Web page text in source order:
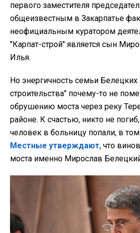
первого заместителя
общеизвестным в Закарпатье
неофициальным куратором
"Карпат-строй" является сын
Илья.
Но энергичность семьи
строительства" почему-то не
обрушению моста через реку
районе. К счастью, никто не
человек в больницу попали, в том
Местные утверждают, что
моста именно Мирослав